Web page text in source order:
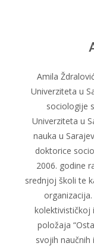
Amila
Univerziteta u
sociologije
Univerziteta u
nauka u
doktorice
2006. godine
srednjoj školi te
kolektivističkoj
položaja
svojih